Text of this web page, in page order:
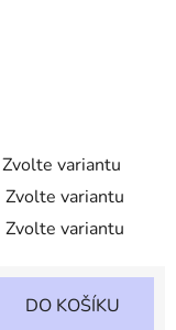
Zvolte variantu
Zvolte variantu
Zvolte variantu
DO KOŠÍKU